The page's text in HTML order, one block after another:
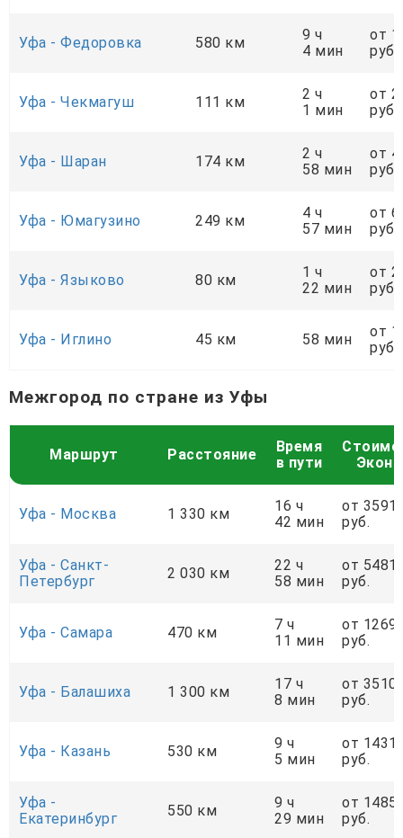
Уфа - Федоровка 580 км
9 ч
4 мин
от
руб.
Уфа - Чекмагуш 111 км
2 ч
1 мин
от
руб.
Уфа - Шаран 174 км
2 ч
58 мин
от
руб.
Уфа - Юмагузино 249 км
4 ч
57 мин
от
руб.
Уфа - Языково 80 км
1 ч
22 мин
от
руб.
Уфа - Иглино 45 км 58 мин
от
руб.
Межгород по стране из Уфы
Маршрут Расстояние
Время
в пути
Уфа - Москва 1 330 км
16 ч
42 мин
от
руб.
Уфа - Санкт-
Петербург
2 030 км
22 ч
58 мин
от
руб.
Уфа - Самара 470 км
7 ч
11 мин
от
руб.
Уфа - Балашиха 1 300 км
17 ч
8 мин
от
руб.
Уфа - Казань 530 км
9 ч
5 мин
от
руб.
Уфа -
Екатеринбург
550 км
9 ч
29 мин
от
руб.